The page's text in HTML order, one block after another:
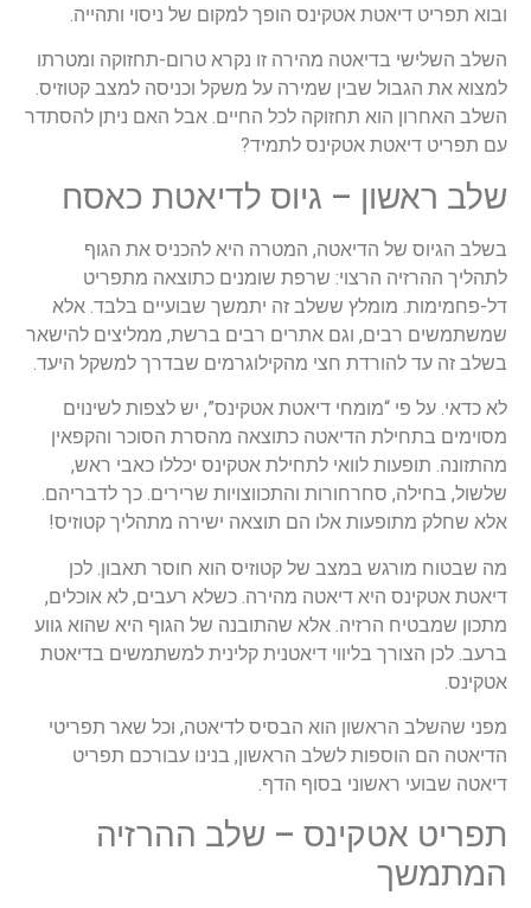
ובוא תפריט דיאטת אטקינס הופך למקום של ניסוי ותהייה.
השלב השלישי בדיאטה מהירה זו נקרא טרום-תחזוקה ומטרתו
למצוא את הגבול שבין שמירה על משקל וכניסה למצב קטוזיס.
השלב האחרון הוא תחזוקה לכל החיים. אבל האם ניתן להסתדר
עם תפריט דיאטת אטקינס לתמיד?
שלב ראשון – גיוס לדיאטת כאסח
בשלב הגיוס של הדיאטה, המטרה היא להכניס את הגוף
לתהליך ההרזיה הרצוי: שרפת שומנים כתוצאה מתפריט
דל-פחמימות. מומלץ ששלב זה יתמשך שבועיים בלבד. אלא
שמשתמשים רבים, וגם אתרים רבים ברשת, ממליצים להישאר
בשלב זה עד להורדת חצי מהקילוגרמים שבדרך למשקל היעד.
לא כדאי. על פי “מומחי דיאטת אטקינס”, יש לצפות לשינוים
מסוימים בתחילת הדיאטה כתוצאה מהסרת הסוכר והקפאין
מהתזונה. תופעות לוואי לתחילת אטקינס יכללו כאבי ראש,
שלשול, בחילה, סחרחורות והתכווצויות שרירים. כך לדבריהם.
אלא שחלק מתופעות אלו הם תוצאה ישירה מתהליך קטוזיס!
מה שבטוח מורגש במצב של קטוזיס הוא חוסר תאבון. לכן
דיאטת אטקינס היא דיאטה מהירה. כשלא רעבים, לא אוכלים,
מתכון שמבטיח הרזיה. אלא שהתובנה של הגוף היא שהוא גווע
ברעב. לכן הצורך בליווי דיאטנית קלינית למשתמשים בדיאטת
אטקינס.
מפני שהשלב הראשון הוא הבסיס לדיאטה, וכל שאר תפריטי
הדיאטה הם הוספות לשלב הראשון, בנינו עבורכם תפריט
דיאטה שבועי ראשוני בסוף הדף.
תפריט אטקינס – שלב ההרזיה
המתמשך